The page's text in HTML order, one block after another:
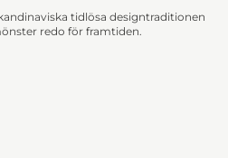
tidlösa designtraditionen
redo för framtiden.